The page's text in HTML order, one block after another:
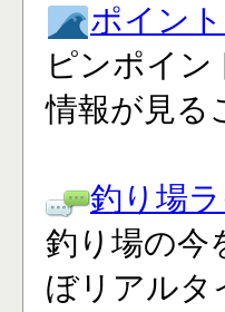
ポイン
ピンポイン
情報が見る
釣り場
釣り場の今
ぼリアルタ